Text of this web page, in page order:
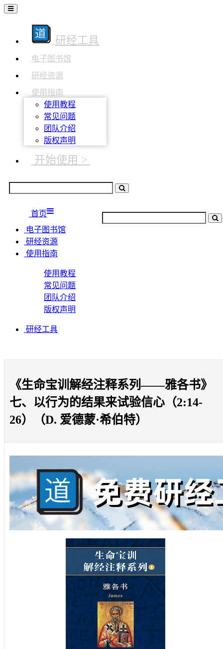
研经工具
电子图书馆
研经资源
使用指南
使用教程
常见问题
团队介绍
版权声明
开始使用 >
首页
电子图书馆
研经资源
使用指南
使用教程
常见问题
团队介绍
版权声明
研经工具
《生命宝训解经注释系列——雅各书》
七、以行为的结果来试验信心（2:14-
26）（D. 爱德蒙·希伯特）